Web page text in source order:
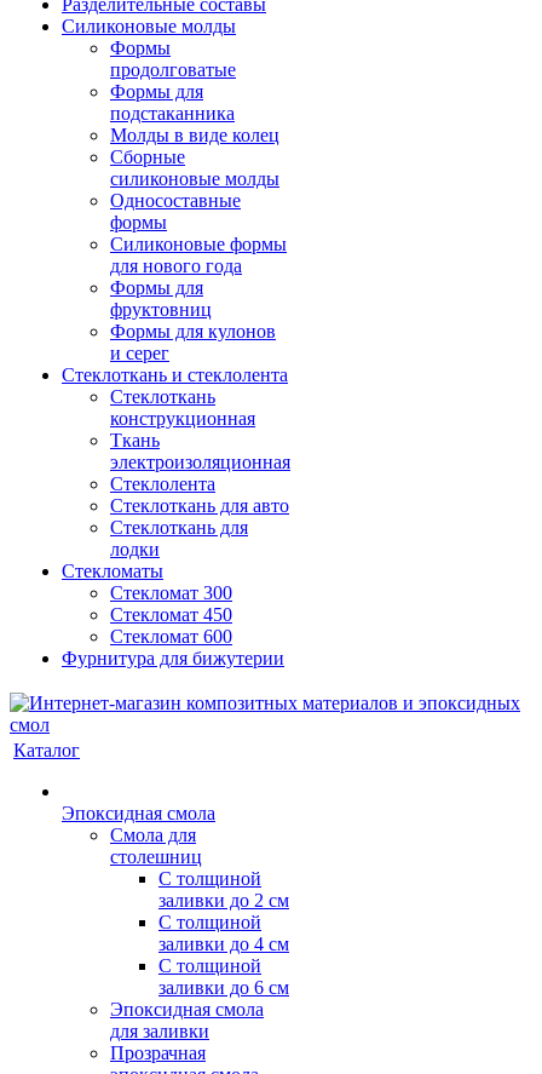
Разделительные составы
Силиконовые молды
Формы
продолговатые
Формы для
подстаканника
Молды в виде колец
Сборные
силиконовые молды
Односоставные
формы
Силиконовые формы
для нового года
Формы для
фруктовниц
Формы для кулонов
и серег
Стеклоткань и стеклолента
Стеклоткань
конструкционная
Ткань
электроизоляционная
Стеклолента
Стеклоткань для авто
Стеклоткань для
лодки
Стекломаты
Стекломат 300
Стекломат 450
Стекломат 600
Фурнитура для бижутерии
Каталог
Эпоксидная смола
Смола для
столешниц
С толщиной
заливки до 2 см
С толщиной
заливки до 4 см
С толщиной
заливки до 6 см
Эпоксидная смола
для заливки
Прозрачная